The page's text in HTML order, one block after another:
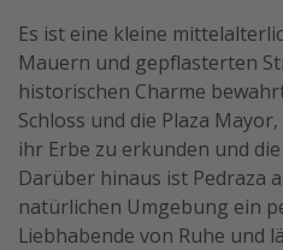
Es ist eine kleine
Mauern und gepflasterten
historischen Charme
Schloss und die Plaza
ihr Erbe zu erkunden und
Darüber hinaus ist Pedraza
natürlichen Umgebung ein
Liebhabende von Ruhe und